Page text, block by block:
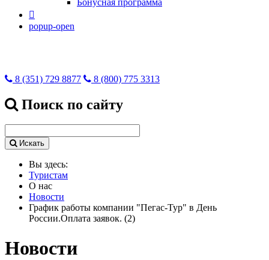

popup-open
8 (351) 729 8877 8 (800) 775 3313
Поиск по сайту
Искать
Вы здесь:
Туристам
О нас
Новости
График работы компании "Пегас-Тур" в День
России.Оплата заявок. (2)
Новости